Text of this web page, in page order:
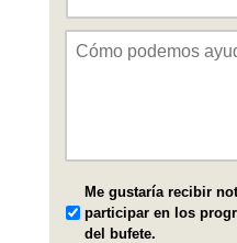
Mensaje
Me gustaría recibir
participar en los
del bufete.